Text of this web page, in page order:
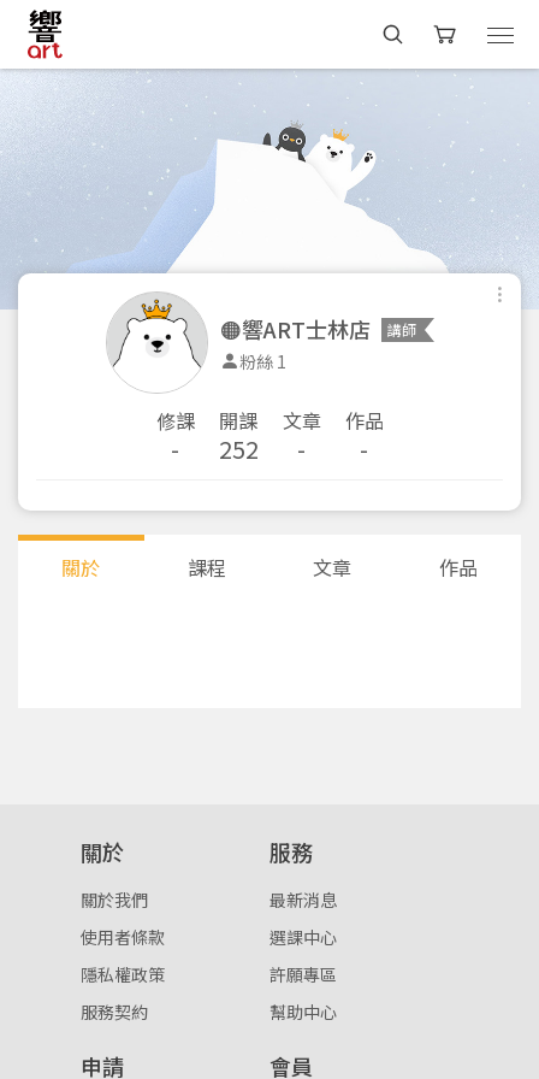
入。
重設密碼
點擊下方「確定」將前一位使用者強制登出。
確定
取消
🟠響ART士林店 講師
粉絲 1
修課
-
開課
252
文章
-
作品
-
關於 課程 文章 作品
關於
關於我們
使用者條款
隱私權政策
服務契約
服務
最新消息
選課中心
許願專區
幫助中心
申請 會員